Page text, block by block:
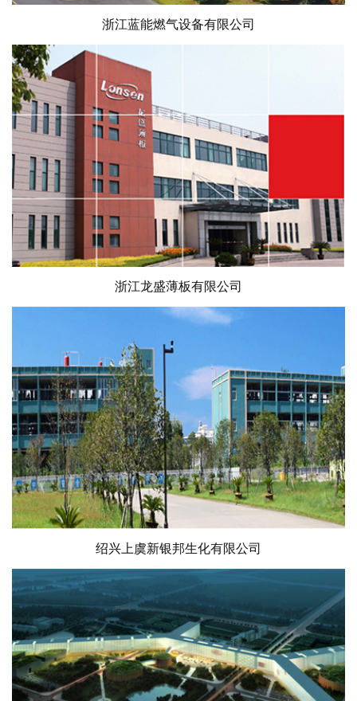
浙江蓝能燃气设备有限公司
浙江龙盛薄板有限公司
绍兴上虞新银邦生化有限公司